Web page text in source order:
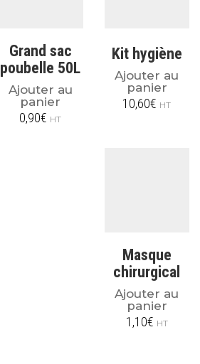
Grand sac
poubelle 50L
Ajouter au
panier
0,90€ HT
Kit hygiène
Ajouter au
panier
10,60€ HT
Masque
chirurgical
Ajouter au
panier
1,10€ HT